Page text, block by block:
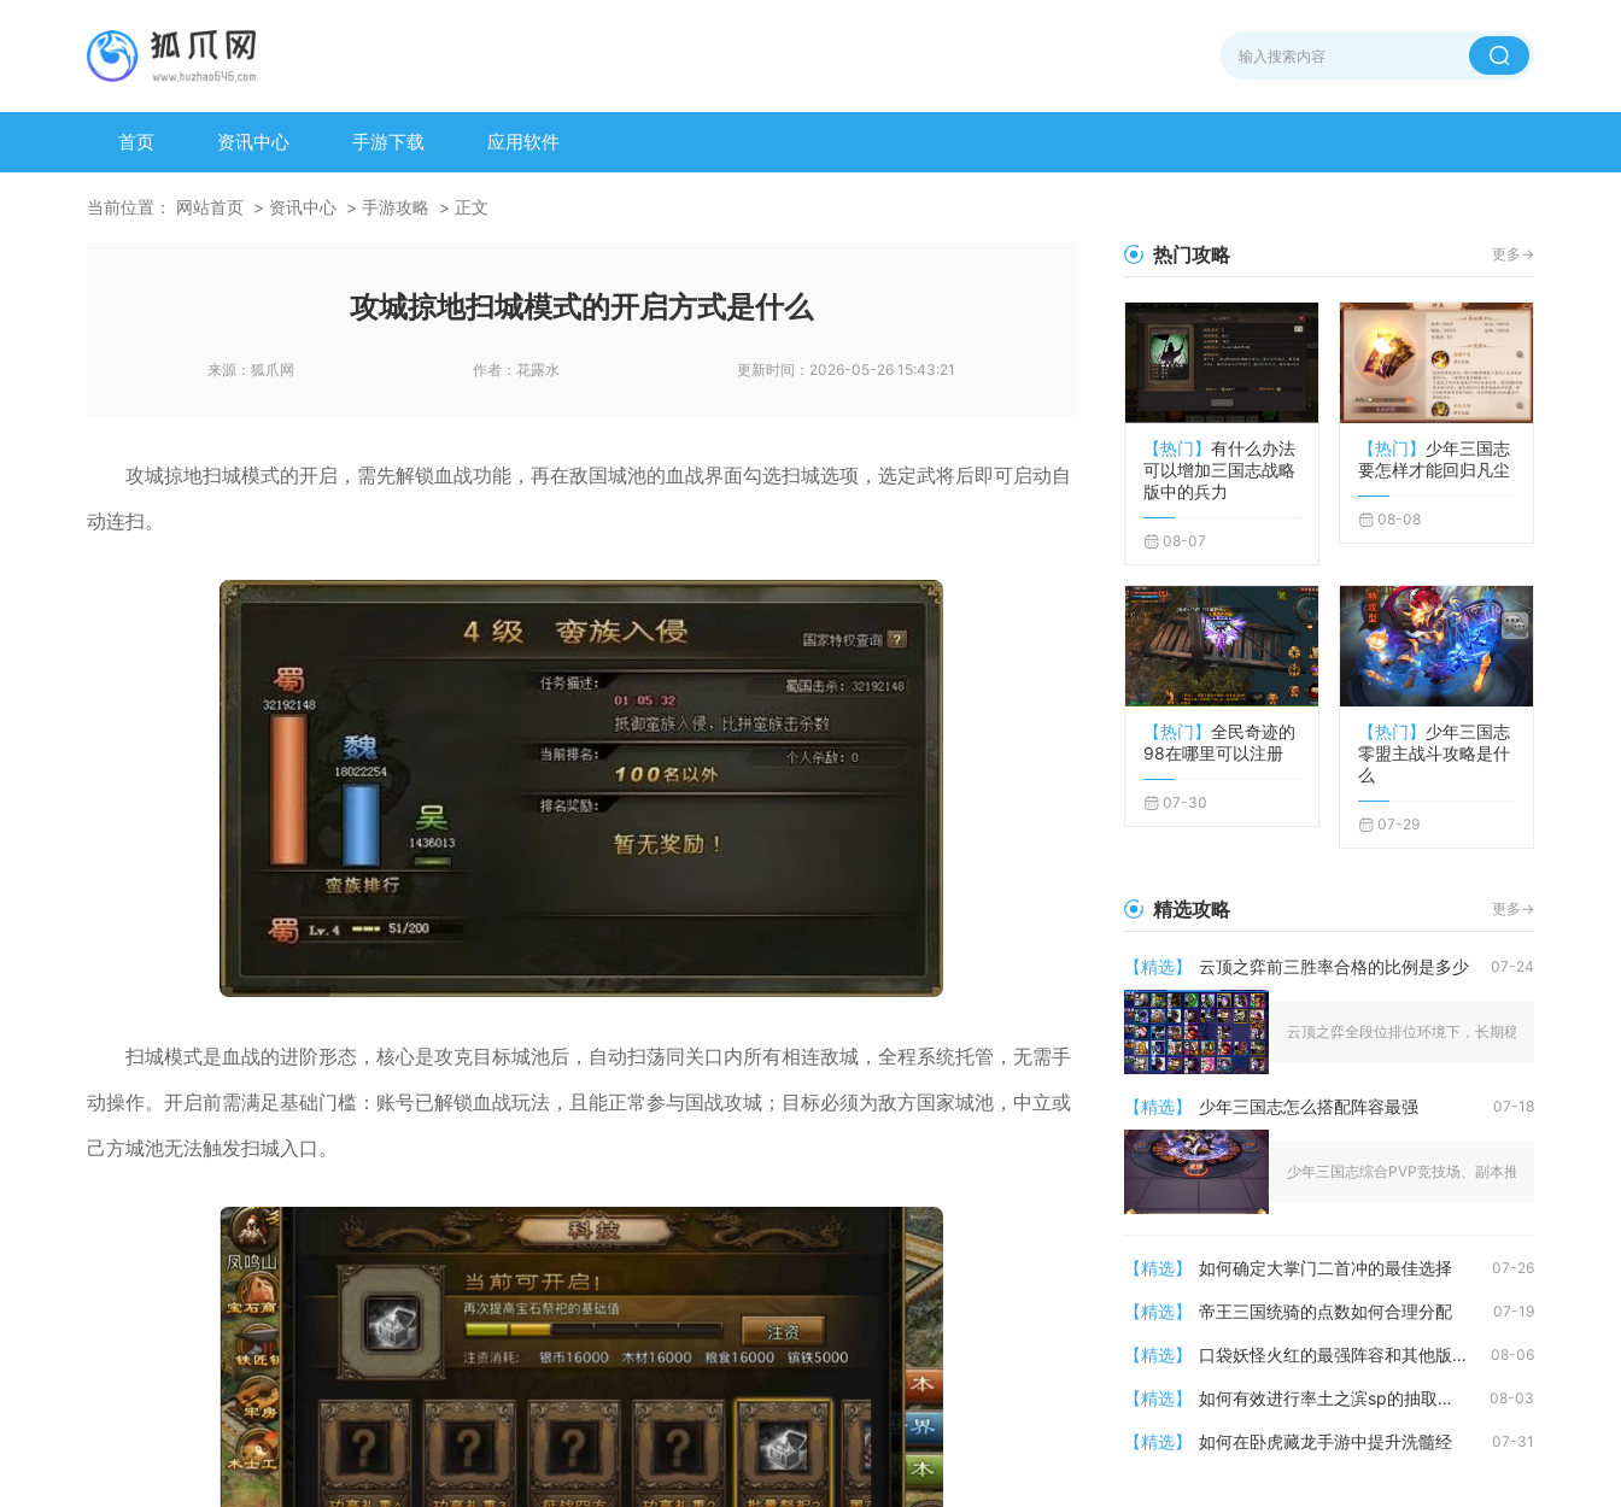
首页 资讯中心 手游下载 应用软件
当前位置： 网站首页 资讯中心 手游攻略 正文
攻城掠地扫城模式的开启方式是什么
来源： 狐爪网 作者： 花露水 更新时间： 2026-05-26 15:43:21
攻城掠地扫城模式的开启，需先解锁血战功能，再在敌国城池的血战界面勾选扫城选项，选定武将后即可启动自
动连扫。
扫城模式是血战的进阶形态，核心是攻克目标城池后，自动扫荡同关口内所有相连敌城，全程系统托管，无需手
动操作。开启前需满足基础门槛：账号已解锁血战玩法，且能正常参与国战攻城；目标必须为敌方国家城池，中立或
己方城池无法触发扫城入口。
热门攻略 更多->
【热门】 有什么办法
可以增加三国志战略
版中的兵力
08-07
【热门】 少年三国志
要怎样才能回归凡尘
08-08
【热门】 全民奇迹的
98在哪里可以注册
07-30
【热门】 少年三国志
零盟主战斗攻略是什
么
07-29
精选攻略 更多->
【精选】 云顶之弈前三胜率合格的比例是多少 07-24
云顶之弈全段位排位环境下，长期稳定上分的前三
【精选】 少年三国志怎么搭配阵容最强 07-18
少年三国志综合PVP竞技场、副本推图、跨服对战
【精选】 如何确定大掌门二首冲的最佳选择 07-26
【精选】 帝王三国统骑的点数如何合理分配 07-19
【精选】 口袋妖怪火红的最强阵容和其他版本有何不同 08-06
【精选】 如何有效进行率土之滨sp的抽取系统 08-03
【精选】 如何在卧虎藏龙手游中提升洗髓经 07-31